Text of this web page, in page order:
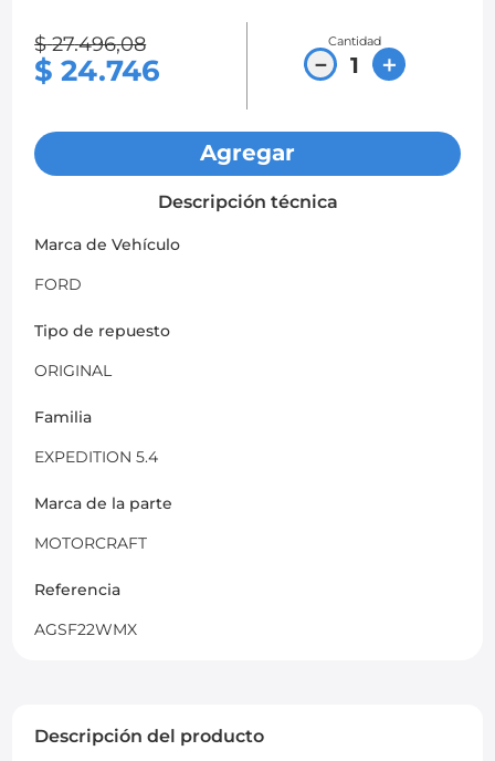
$ 27.496,08
$ 24.746
Cantidad
＋
－
Agregar
Descripción técnica
Marca de Vehículo
FORD
Tipo de repuesto
ORIGINAL
Familia
EXPEDITION 5.4
Marca de la parte
MOTORCRAFT
Referencia
AGSF22WMX
Descripción del producto
chevrolet spark gt
mazda 2